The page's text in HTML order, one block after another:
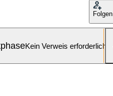
Folgen
Kein Verweis erforderlich